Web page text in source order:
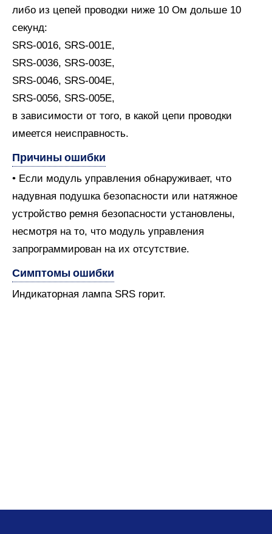
либо из цепей проводки ниже 10 Ом дольше 10
секунд:
SRS-0016, SRS-001E,
SRS-0036, SRS-003E,
SRS-0046, SRS-004E,
SRS-0056, SRS-005E,
в зависимости от того, в какой цепи проводки
имеется неисправность.
Причины ошибки
• Если модуль управления обнаруживает, что
надувная подушка безопасности или натяжное
устройство ремня безопасности установлены,
несмотря на то, что модуль управления
запрограммирован на их отсутствие.
Симптомы ошибки
Индикаторная лампа SRS горит.